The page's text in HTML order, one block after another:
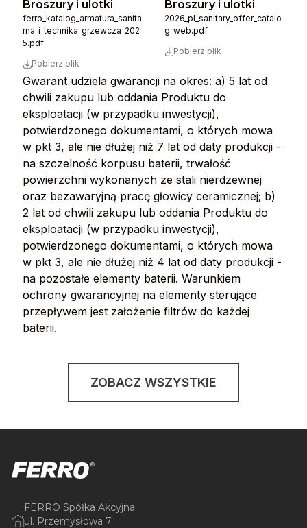
Broszury i ulotki
ferro_katalog_armatura_sanita
rna_i_technika_grzewcza_202
5.pdf
Pobierz plik
Broszury i ulotki
2026_pl_sanitary_offer_catalo
g_web.pdf
Pobierz plik
Gwarant udziela gwarancji na okres: a) 5 lat od
chwili zakupu lub oddania Produktu do
eksploatacji (w przypadku inwestycji),
potwierdzonego dokumentami, o których mowa
w pkt 3, ale nie dłużej niż 7 lat od daty produkcji -
na szczelność korpusu baterii, trwałość
powierzchni wykonanych ze stali nierdzewnej
oraz bezawaryjną pracę głowicy ceramicznej; b)
2 lat od chwili zakupu lub oddania Produktu do
eksploatacji (w przypadku inwestycji),
potwierdzonego dokumentami, o których mowa
w pkt 3, ale nie dłużej niż 4 lat od daty produkcji -
na pozostałe elementy baterii. Warunkiem
ochrony gwarancyjnej na elementy sterujące
przepływem jest założenie filtrów do każdej
baterii.
ZOBACZ WSZYSTKIE
FERRO Spółka Akcyjna
ul. Przemysłowa 7